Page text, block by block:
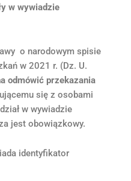
w wywiadzie
o narodowym spisie
w 2021 r. (Dz. U.
odmówić przekazania
się z osobami
w wywiadzie
jest obowiązkowy.
identyfikator